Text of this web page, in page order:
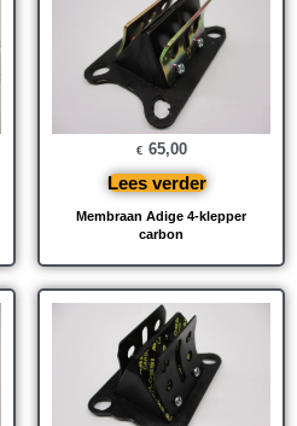
Membraan Adige 4-klepper
carbon
€ 65,00
Lees verder